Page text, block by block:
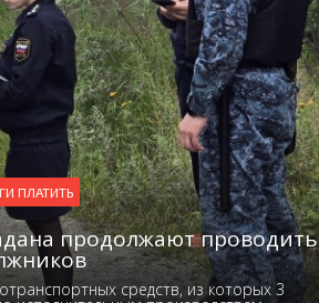
ПЛАТИТЬ
продолжают проводить
средств, из которых 3